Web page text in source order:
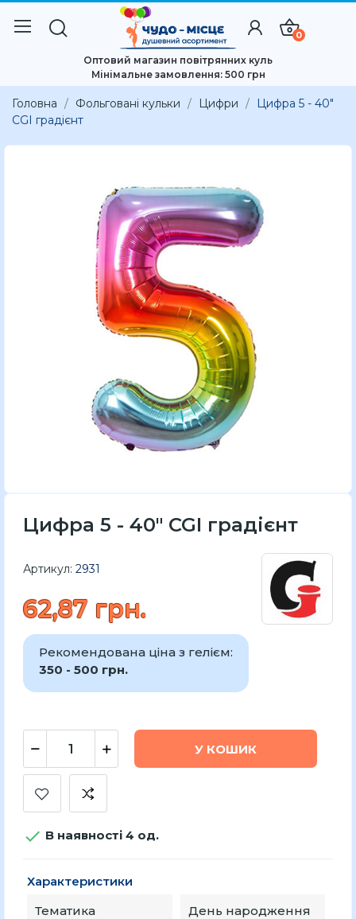
0
Оптовий магазин повітрянних куль
Мінімальне замовлення: 500 грн
Головна Фольговані кульки Цифри
Цифра 5 - 40"
CGI градієнт
Цифра 5 - 40" CGI градієнт
Артикул: 2931
62,87 грн.
Рекомендована ціна з гелієм:
350 - 500 грн.
У КОШИК
 В наявності 4 од.
Характеристики
Тематика
День народження